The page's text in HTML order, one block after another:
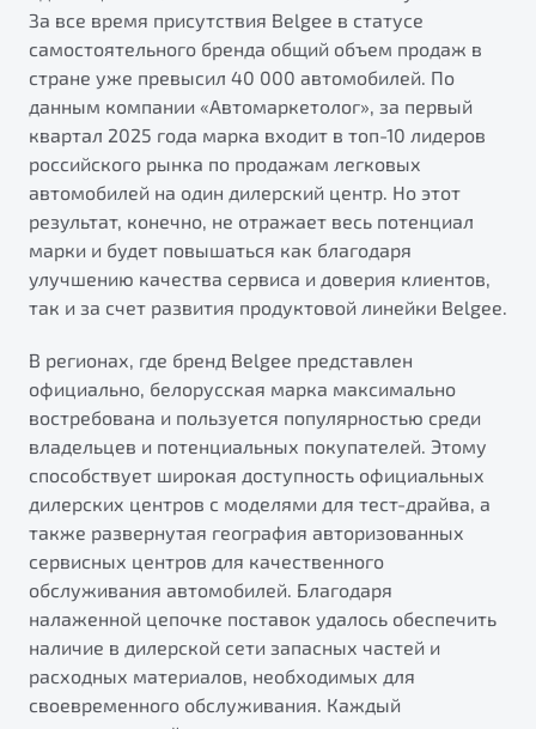
Универсальный кроссовер
от 2 499 990 ₽*
Обзор В наличии
Калькулятор ТО
Клиентская поддержка
За все время присутствия Belgee в статусе
самостоятельного бренда общий объем продаж в
стране уже превысил 40 000 автомобилей. По
данным компании «Автомаркетолог», за первый
квартал 2025 года марка входит в топ-10 лидеров
российского рынка по продажам легковых
автомобилей на один дилерский центр. Но этот
результат, конечно, не отражает весь потенциал
марки и будет повышаться как благодаря
улучшению качества сервиса и доверия клиентов,
так и за счет развития продуктовой линейки Belgee.
В регионах, где бренд Belgee представлен
официально, белорусская марка максимально
востребована и пользуется популярностью среди
владельцев и потенциальных покупателей. Этому
способствует широкая доступность официальных
дилерских центров с моделями для тест-драйва, а
также развернутая география авторизованных
сервисных центров для качественного
обслуживания автомобилей. Благодаря
налаженной цепочке поставок удалось обеспечить
наличие в дилерской сети запасных частей и
расходных материалов, необходимых для
своевременного обслуживания. Каждый